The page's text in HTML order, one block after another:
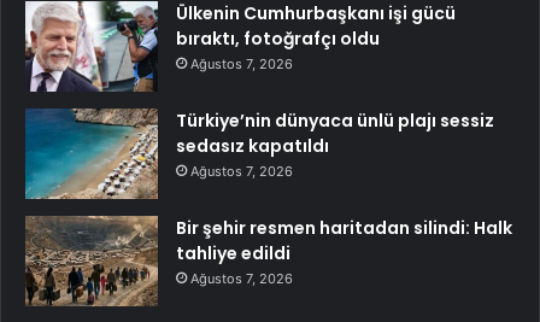
Ülkenin Cumhurbaşkanı işi gücü
bıraktı, fotoğrafçı oldu
Ağustos 7, 2026
Türkiye’nin dünyaca ünlü plajı sessiz
sedasız kapatıldı
Ağustos 7, 2026
Bir şehir resmen haritadan silindi: Halk
tahliye edildi
Ağustos 7, 2026